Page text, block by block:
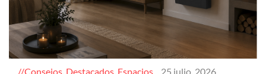
Consejos, Destacados, Espacios 25 julio, 2026